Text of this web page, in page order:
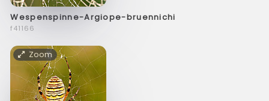
Wespenspinne-Argiope-bruennichi
f41166
Zoom